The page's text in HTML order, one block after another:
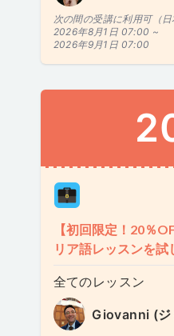
次の間の受講に利用可（日
2026年8月1日 07:00 ~
2026年9月1日 07:00
【初回限定！20％
リア語レッスンを試
全てのレッスン
Giovanni (ジ